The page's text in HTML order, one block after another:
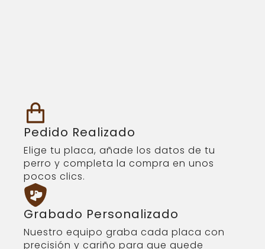
Pedido Realizado
Elige tu placa, añade los datos de tu
perro y completa la compra en unos
pocos clics.
Grabado Personalizado
Nuestro equipo graba cada placa con
precisión y cariño para que quede